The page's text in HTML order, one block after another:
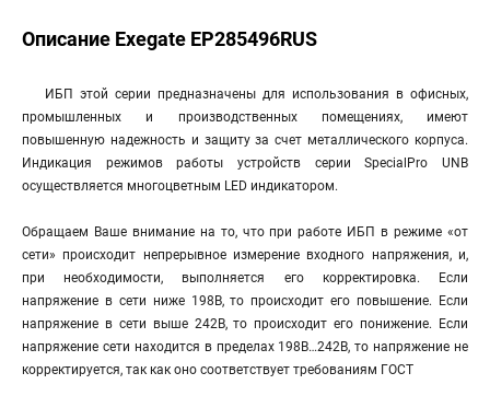
Описание Exegate EP285496RUS
ИБП этой серии предназначены для использования в офисных,
промышленных и производственных помещениях, имеют
повышенную надежность и защиту за счет металлического корпуса.
Индикация режимов работы устройств серии SpecialPro UNB
осуществляется многоцветным LED индикатором.
Обращаем Ваше внимание на то, что при работе ИБП в режиме «от
сети» происходит непрерывное измерение входного напряжения, и,
при необходимости, выполняется его корректировка. Если
напряжение в сети ниже 198В, то происходит его повышение. Если
напряжение в сети выше 242В, то происходит его понижение. Если
напряжение сети находится в пределах 198В…242В, то напряжение не
корректируется, так как оно соответствует требованиям ГОСТ